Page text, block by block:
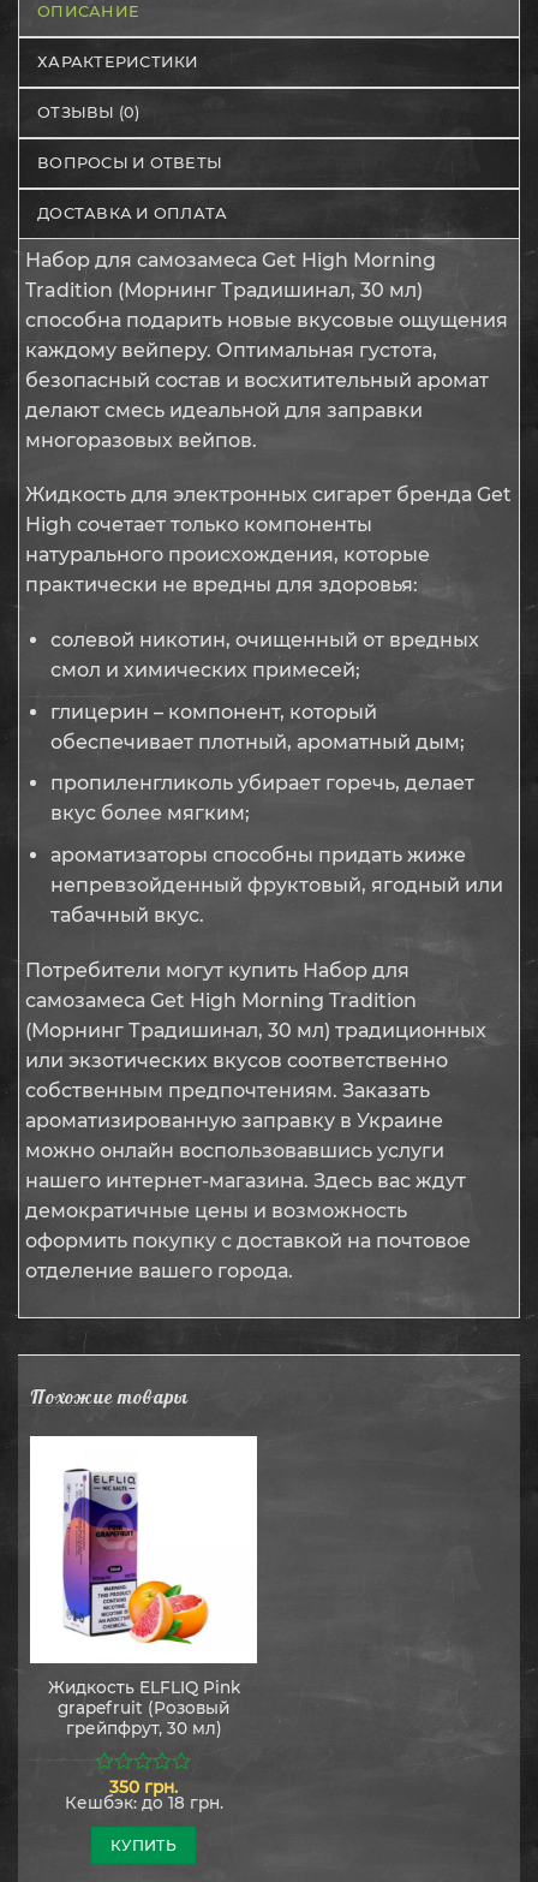
ОПИСАНИЕ
ХАРАКТЕРИСТИКИ
ОТЗЫВЫ (0)
ВОПРОСЫ И ОТВЕТЫ
ДОСТАВКА И ОПЛАТА
Набор для самозамеса Get High Morning
Tradition (Морнинг Традишинал, 30 мл)
способна подарить новые вкусовые ощущения
каждому вейперу. Оптимальная густота,
безопасный состав и восхитительный аромат
делают смесь идеальной для заправки
многоразовых вейпов.
Жидкость для электронных сигарет бренда Get
High сочетает только компоненты
натурального происхождения, которые
практически не вредны для здоровья:
солевой никотин, очищенный от вредных
смол и химических примесей;
глицерин – компонент, который
обеспечивает плотный, ароматный дым;
пропиленгликоль убирает горечь, делает
вкус более мягким;
ароматизаторы способны придать жиже
непревзойденный фруктовый, ягодный или
табачный вкус.
Потребители могут купить Набор для
самозамеса Get High Morning Tradition
(Морнинг Традишинал, 30 мл) традиционных
или экзотических вкусов соответственно
собственным предпочтениям. Заказать
ароматизированную заправку в Украине
можно онлайн воспользовавшись услуги
нашего интернет-магазина. Здесь вас ждут
демократичные цены и возможность
оформить покупку с доставкой на почтовое
отделение вашего города.
Похожие товары
Жидкость ELFLIQ Pink
grapefruit (Розовый
грейпфрут, 30 мл)
из
5
350 грн.
Кешбэк:до 18 грн.
КУПИТЬ